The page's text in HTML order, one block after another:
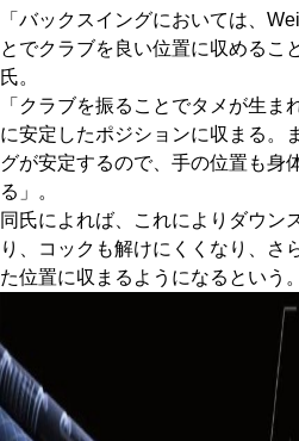
「バックスイングにおいては、
とでクラブを良い位置に収めるこ
氏。
「クラブを振ることでタメが生ま
に安定したポジションに収まる。
グが安定するので、手の位置も身
る」。
同氏によれば、これによりダウン
り、コックも解けにくくなり、さ
た位置に収まるようになるという。